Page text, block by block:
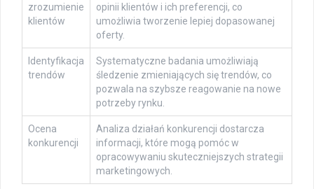
zrozumienie
klientów
opinii klientów i ich preferencji, co
umożliwia tworzenie lepiej dopasowanej
oferty.
Identyfikacja
trendów
Systematyczne badania umożliwiają
śledzenie zmieniających się trendów, co
pozwala na szybsze reagowanie na nowe
potrzeby rynku.
Ocena
konkurencji
Analiza działań konkurencji dostarcza
informacji, które mogą pomóc w
opracowywaniu skuteczniejszych strategii
marketingowych.